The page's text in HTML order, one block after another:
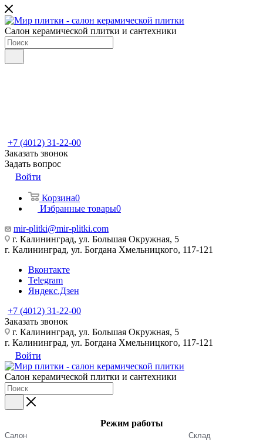
Салон керамической плитки и сантехники
+7 (4012) 31-22-00
Заказать звонок
Задать вопрос
Войти
Корзина0
Избранные товары0
mir-plitki@mir-plitki.com
г. Калининград, ул. Большая Окружная, 5
г. Калининград, ул. Богдана Хмельницкого, 117-121
Вконтакте
Telegram
Яндекс.Дзен
+7 (4012) 31-22-00
Заказать звонок
г. Калининград, ул. Большая Окружная, 5
г. Калининград, ул. Богдана Хмельницкого, 117-121
Войти
Салон керамической плитки и сантехники
Режим работы
Салон Склад